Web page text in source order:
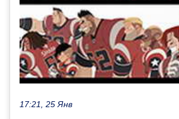
17:21, 25 Янв